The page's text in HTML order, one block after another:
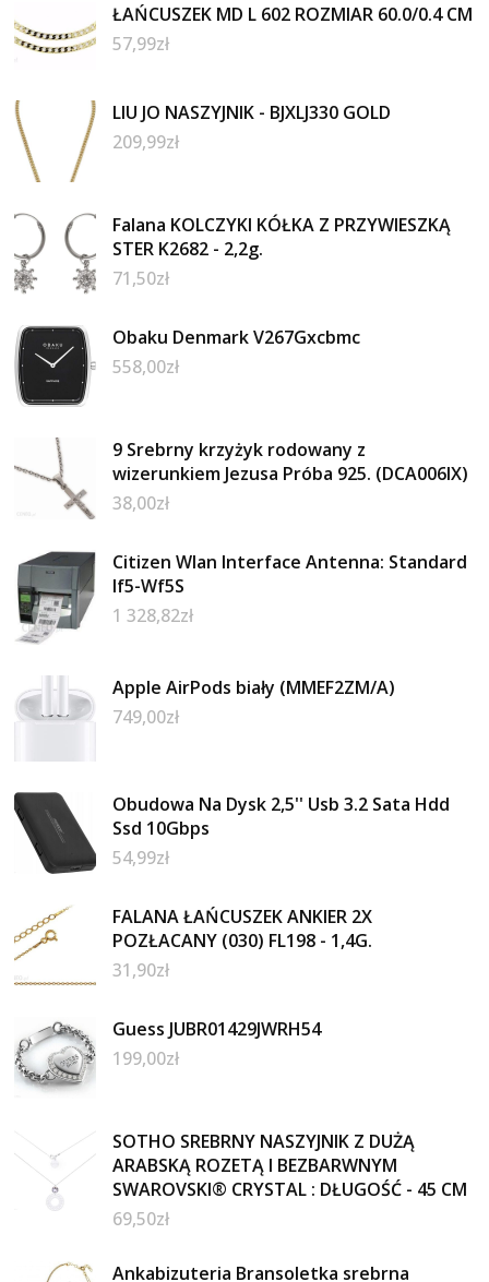
ŁAŃCUSZEK MD L 602 ROZMIAR 60.0/0.4 CM
57,99zł
LIU JO NASZYJNIK - BJXLJ330 GOLD
209,99zł
Falana KOLCZYKI KÓŁKA Z PRZYWIESZKĄ
STER K2682 - 2,2g.
71,50zł
Obaku Denmark V267Gxcbmc
558,00zł
9 Srebrny krzyżyk rodowany z
wizerunkiem Jezusa Próba 925. (DCA006IX)
38,00zł
Citizen Wlan Interface Antenna: Standard
If5-Wf5S
1 328,82zł
Apple AirPods biały (MMEF2ZM/A)
749,00zł
Obudowa Na Dysk 2,5'' Usb 3.2 Sata Hdd
Ssd 10Gbps
54,99zł
FALANA ŁAŃCUSZEK ANKIER 2X
POZŁACANY (030) FL198 - 1,4G.
31,90zł
Guess JUBR01429JWRH54
199,00zł
SOTHO SREBRNY NASZYJNIK Z DUŻĄ
ARABSKĄ ROZETĄ I BEZBARWNYM
SWAROVSKI® CRYSTAL : DŁUGOŚĆ - 45 CM
69,50zł
Ankabizuteria Bransoletka srebrna